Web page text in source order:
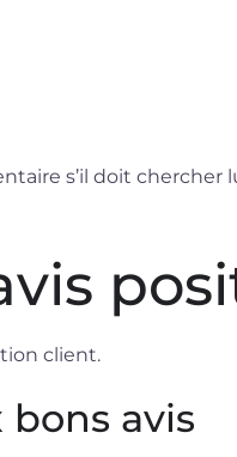
s’il doit chercher
client.
avis